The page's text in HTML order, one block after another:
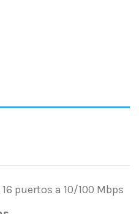
puertos a 10/100 Mbps